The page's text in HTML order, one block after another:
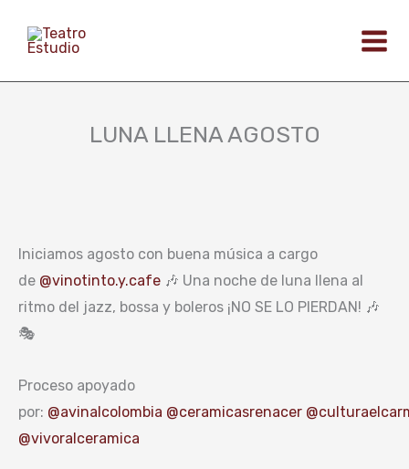
LUNA LLENA AGOSTO
Iniciamos agosto con buena música a cargo
de @vinotinto.y.cafe 🎶 Una noche de luna llena al
ritmo del jazz, bossa y boleros ¡NO SE LO PIERDAN! 🎶
🎭
Proceso apoyado
por: @avinalcolombia @ceramicasrenacer
@vivoralceramica